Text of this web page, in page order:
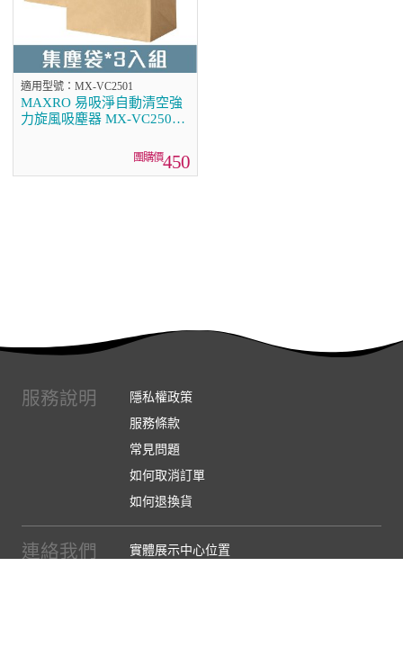
適用型號：MX-VC2501
MAXRO 易吸淨自動清空強
力旋風吸塵器 MX-VC2501
450
服務說明
隱私權政策
服務條款
常見問題
如何取消訂單
如何退換貨
連絡我們
實體展示中心位置